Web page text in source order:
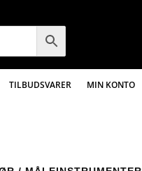
TILBUDSVARER MIN KONTO